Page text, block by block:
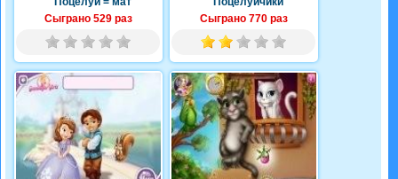
Сыграно 529 раз
Сыграно 770 раз